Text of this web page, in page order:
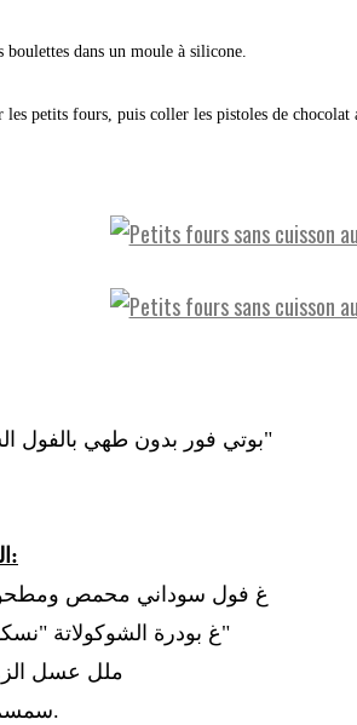
boulettes dans un moule à silicone.
les petits fours, puis coller les pistoles de
"بوتي فور بدون طهي بالفول السوداني"
* المقادير:
- 500 غ فول سوداني محمص
- 50 غ بودرة الشوكوﻻتة "نسكويك"
- 125 ملل عسل
- سمسم أبيض.